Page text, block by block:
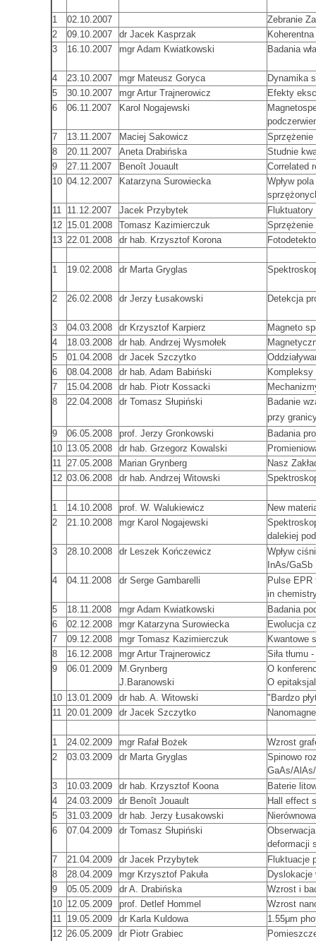
1 02.10.2007
Zebranie
2
09.10.2007 dr Jacek Kasprzak
3
16.10.2007 mgr Adam Kwiatkowski Badania
4 23.10.2007 mgr Mateusz Goryca
Dynamika
5
30.10.2007 mgr Artur Trajnerowicz
Efekty
6
06.11.2007 Karol Nogajewski
7
13.11.2007 Maciej Sakowicz
Sprzężenie
8
20.11.2007 Aneta Drabińska
Studnie
9
27.11.2007 Benoît Jouault
Correlated
10 04.12.2007 Katarzyna Surowiecka
Wpływ
11 11.12.2007 Jacek Przybytek
12 15.01.2008 Tomasz Kazimierczuk
13 22.01.2008 dr hab. Krzysztof Korona
1 19.02.2008 dr Marta Gryglas
2 26.02.2008 dr Jerzy Łusakowski Detekcja
3 04.03.2008 dr Krzysztof Karpierz
Magneto
4
18.03.2008 dr hab. Andrzej Wysmołek
5
01.04.2008 dr Jacek Szczytko
6
08.04.2008 dr hab. Adam Babiński
7
15.04.2008 dr hab. Piotr Kossacki
8
22.04.2008 dr Tomasz Słupiński
Badanie
przy
9
06.05.2008 prof. Jerzy Gronkowski
Badania
10 13.05.2008 dr hab. Grzegorz Kowalski
11 27.05.2008 Marian Grynberg
Nasz
12 03.06.2008 dr hab. Andrzej Witowski
1 14.10.2008 prof. W. Walukiewicz
New
2
21.10.2008 mgr Karol Nogajewski
dalekiej
3
28.10.2008 dr Leszek Kończewicz
Wpływ
InAs/GaSb
4
04.11.2008 dr Serge Gambarelli
Pulse
in
5
18.11.2008 mgr Adam Kwiatkowski
Badania
6
02.12.2008 mgr Katarzyna Surowiecka
Ewolucja
7
09.12.2008 mgr Tomasz Kazimierczuk
Kwantowe
8
16.12.2008 mgr Artur Trajnerowicz
Siła tłumu
9
06.01.2009
M.Grynberg
J.Baranowski
O
O
10 13.01.2009 dr hab. A. Witowski
"Bardzo
11 20.01.2009 dr Jacek Szczytko
1 24.02.2009 mgr Rafał Bożek
Wzrost
2
03.03.2009 dr Marta Gryglas
Spinowo
GaAs/
3
10.03.2009 dr hab. Krzysztof Koona
Baterie
4
24.03.2009 dr Benoît Jouault
Hall effect
5
31.03.2009 dr hab. Jerzy Łusakowski
6
07.04.2009 dr Tomasz Słupiński
deformacji
7
21.04.2009 dr Jacek Przybytek
Fluktuacje
8
28.04.2009 mgr Krzysztof Pakuła
Dyslokacje
9
05.05.2009 dr A. Drabińska
Wzrost i
10 12.05.2009 prof. Detlef Hommel
Wzrost
11 19.05.2009 dr Karla Kuldowa
1.55μm
12 26.05.2009 dr Piotr Grabiec